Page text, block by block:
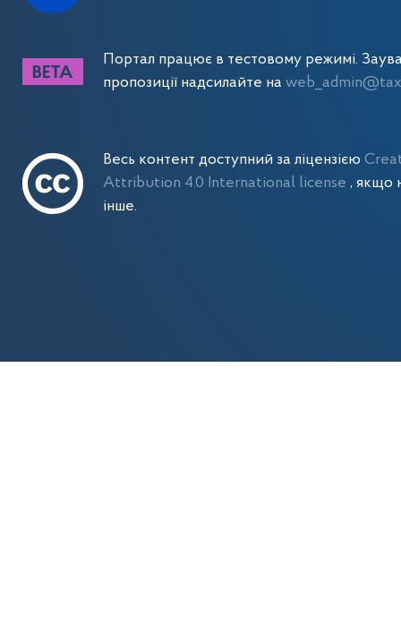
Портал працює в тестовому режимі.
пропозиції надсилайте на
Весь контент доступний за ліцензією
Attribution 4.0 International license , якщо
інше.